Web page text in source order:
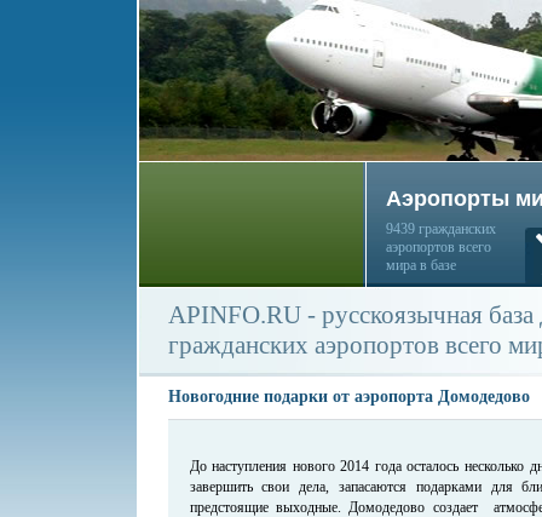
Аэропорты
9439 гражданских
аэропортов всего
мира в базе
APINFO.RU - русскоязычная
гражданских аэропортов всего
Новогодние подарки от аэропорта Домодедово
До наступления нового 2014 года осталось несколько
завершить свои дела, запасаются подарками для
предстоящие выходные. Домодедово создает